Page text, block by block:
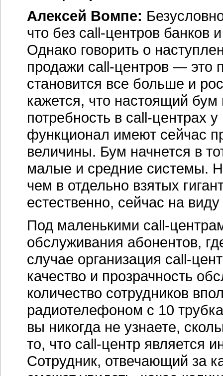
Алексей Вомпе:
что без call-центров банков
Однако говорить о
продажи call-центров — это
становится все больше и
кажется, что настоящий бум
потребность в call-центрах у
функционал имеют сейчас
величины. Бум начнется в
малые и средние системы.
чем в отдельно взятых
естественно, сейчас на
Под маленькими call-
обслуживания абонентов,
случае организация call-
качество и прозрачность
количество сотрудников
радиотелефоном с 10
вы никогда не узнаете,
то, что call-центр является
Сотрудник, отвечающий за